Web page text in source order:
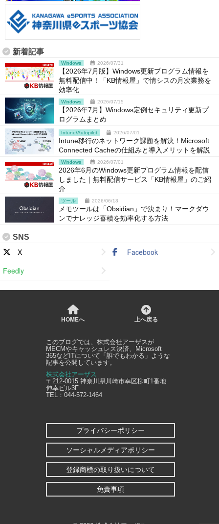
新着記事
Windows 2026/07/31
【2026年7月版】Windows更新プログラム情報を
無料配信中！「KB情報屋」で情シスの月次業務を
効率化
Windows 2026/07/15
【2026年7月】Windows定例セキュリティ更新プ
ログラムまとめ
Intune/Autopilot 2026/07/01
Intune移行のネットワーク課題を解決！Microsoft
Connected Cacheの仕組みと導入メリットを解説
Windows 2026/07/01
2026年6月のWindows更新プログラム情報を配信
しました｜無料配信サービス「KB情報屋」のご紹
介
ツール 2026/06/18
メモツールは「Obsidian」で決まり！マークダウ
ンでナレッジ蓄積を効率化する方法
SNS
X
Facebook
Feedly
HOMEへ 上へ戻る
このブログでは、 株式会社アーザスが
MECMやキャッシュレス決済、Microsoft
365などITについて「誰でもわかる」ような
記事を公開しています。
株式会社アーザス
〒212-0015 神奈川県川崎市幸区柳町1番地
伸幸ビル3F
TEL： 044-572-1464
プライバシーポリシー
ソーシャルメディアポリシー
登録商標の取り扱いについて
免責事項